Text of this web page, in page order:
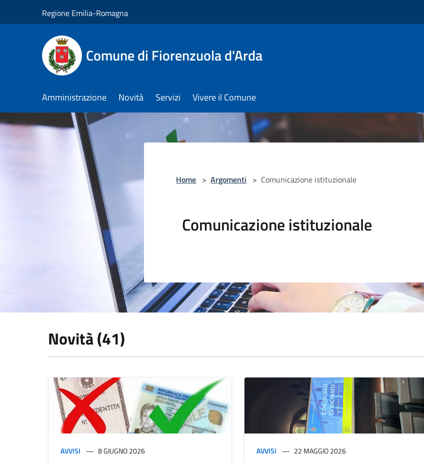
Regione Emilia-Romagna
Comune di Fiorenzuola d'Arda
Amministrazione Novità Servizi Vivere il Comune
Home > Argomenti > Comunicazione istituzionale
Comunicazione istituzionale
Novità (41)
AVVISI 8 GIUGNO 2026 AVVISI 22 MAGGIO 2026